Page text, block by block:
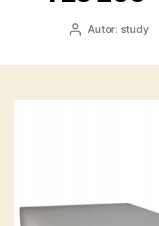
AutorAutor: study